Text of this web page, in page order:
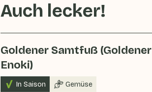
Auch lecker!
Goldener Samtfuß (Goldener
Enoki)
In Saison Gemüse